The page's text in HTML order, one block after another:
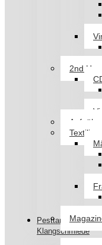
2nd
Aufnäher
Textilien
Pesttanz
Klangschmiede